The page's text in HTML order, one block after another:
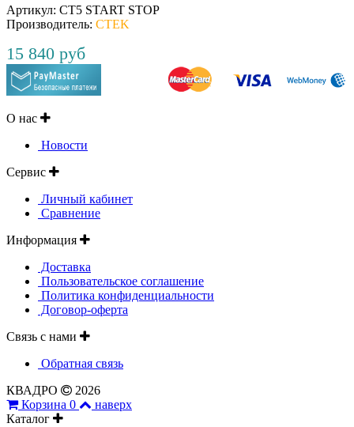
Артикул: CT5 START STOP
Производитель: CTEK
15 840 руб
О нас
Новости
Сервис
Личный кабинет
Сравнение
Информация
Доставка
Пользовательское соглашение
Политика конфиденциальности
Договор-оферта
Связь с нами
Обратная связь
КВАДРО
2026
Корзина 0
наверх
Каталог